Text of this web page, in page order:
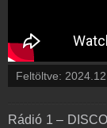
Feltöltve:
Rádió 1 –